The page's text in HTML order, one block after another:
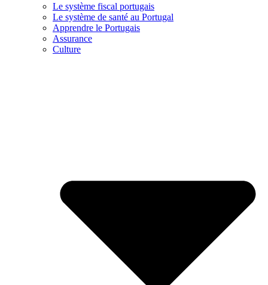
Le système fiscal portugais
Le système de santé au Portugal
Apprendre le Portugais
Assurance
Culture